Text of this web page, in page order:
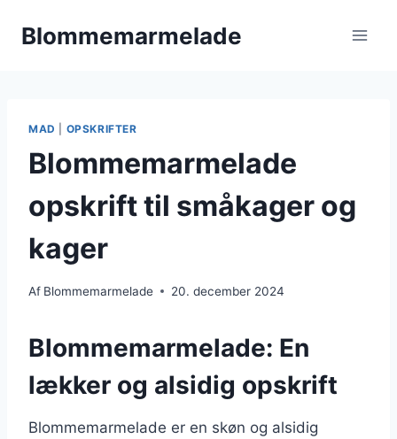
Blommemarmelade
MAD OPSKRIFTER
Blommemarmelade
opskrift til småkager og
kager
Af Blommemarmelade 20. december 2024
Blommemarmelade: En
lækker og alsidig opskrift
Blommemarmelade er en skøn og alsidig